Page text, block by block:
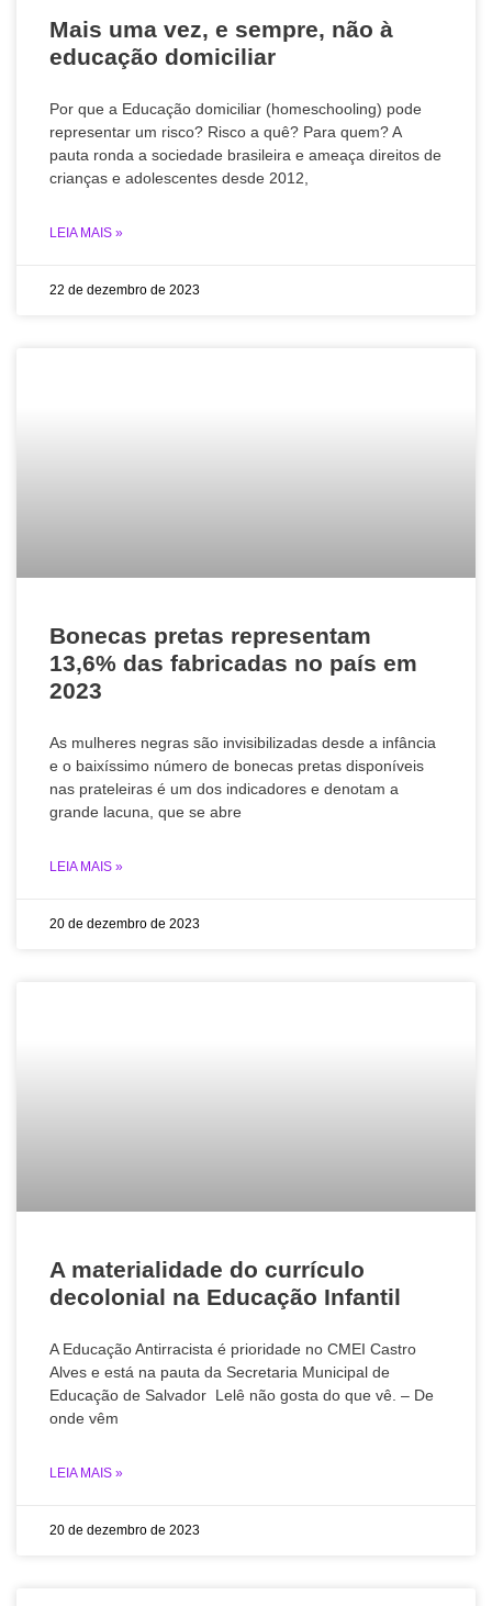
Mais uma vez, e sempre, não à
educação domiciliar
Por que a Educação domiciliar (homeschooling) pode
representar um risco? Risco a quê? Para quem? A
pauta ronda a sociedade brasileira e ameaça direitos de
crianças e adolescentes desde 2012,
LEIA MAIS »
22 de dezembro de 2023
Bonecas pretas representam
13,6% das fabricadas no país em
2023
As mulheres negras são invisibilizadas desde a infância
e o baixíssimo número de bonecas pretas disponíveis
nas prateleiras é um dos indicadores e denotam a
grande lacuna, que se abre
LEIA MAIS »
20 de dezembro de 2023
A materialidade do currículo
decolonial na Educação Infantil
A Educação Antirracista é prioridade no CMEI Castro
Alves e está na pauta da Secretaria Municipal de
Educação de Salvador Lelê não gosta do que vê. – De
onde vêm
LEIA MAIS »
20 de dezembro de 2023